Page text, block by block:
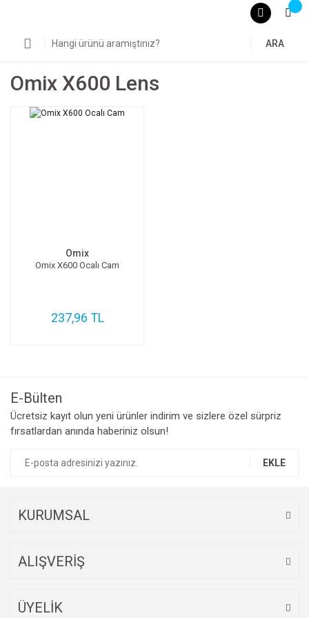
ARA
Omix X600 Lens
Omix
Omix X600 Ocalı Cam
237,96 TL
E-Bülten
Ücretsiz kayıt olun yeni ürünler indirim ve sizlere özel sürpriz
fırsatlardan anında haberiniz olsun!
EKLE
KURUMSAL
ALIŞVERİŞ
ÜYELİK